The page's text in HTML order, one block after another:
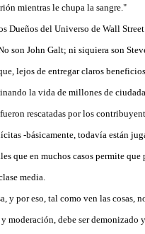
mientras le chupa la sangre."
Dueños del Universo de Wall
son John Galt; ni siquiera son
lejos de entregar claros
la vida de millones de
rescatadas por los
-básicamente, todavía están
que en muchos casos permite que
media.
por eso, tal como ven las cosas,
debe ser demonizado